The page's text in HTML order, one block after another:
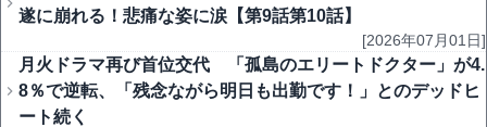
遂に崩れる！悲痛な姿に涙【第9話第10話】
[2026年07月01日]
月火ドラマ再び首位交代 「孤島のエリートドクター」が4.
8％で逆転、「残念ながら明日も出勤です！」とのデッドヒ
ート続く